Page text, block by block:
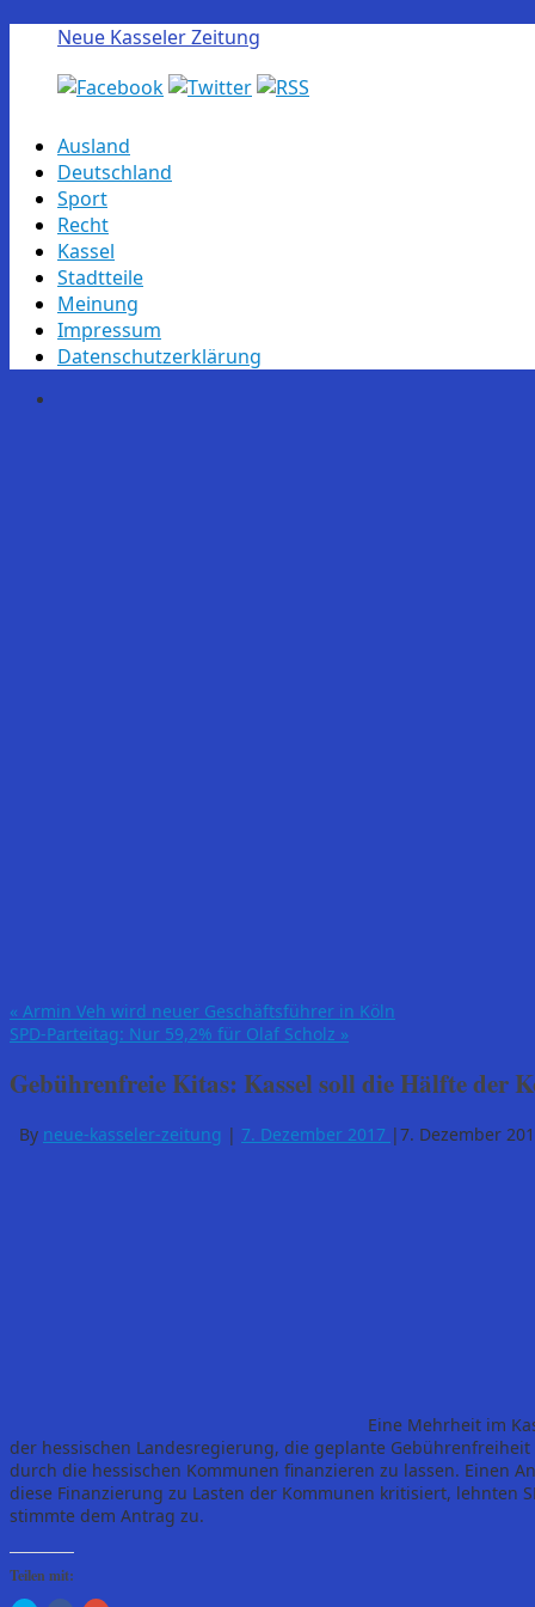
Neue Kasseler Zeitung
Skip
content
Ausland
Deutschland
Sport
Recht
Kassel
Stadtteile
Meinung
Impressum
Datenschutzerklärung
« Armin Veh wird neuer Geschäftsführer in Köln
SPD-Parteitag: Nur 59,2% für Olaf Scholz »
Gebührenfreie Kitas: Kassel soll die Hälfte der
By neue-kasseler-zeitung | 7. Dezember 2017 |7. Dezember
Eine Mehrheit im
der hessischen Landesregierung, die geplante
durch die hessischen Kommunen finanzieren zu lassen. Einen
diese Finanzierung zu Lasten der Kommunen kritisiert, lehnten
stimmte dem Antrag zu.
Teilen mit: